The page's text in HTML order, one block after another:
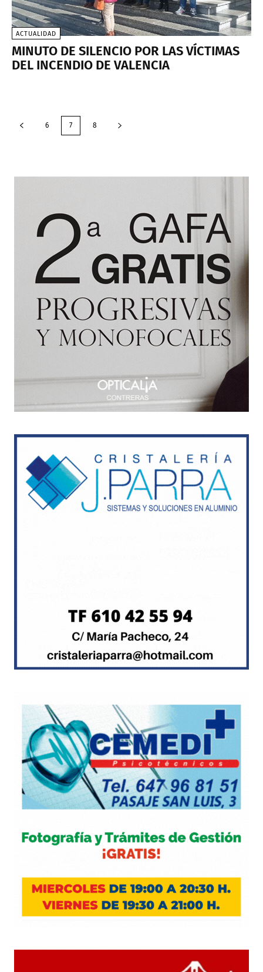
ACTUALIDAD
MINUTO DE SILENCIO POR LAS VÍCTIMAS
DEL INCENDIO DE VALENCIA
6 7 8